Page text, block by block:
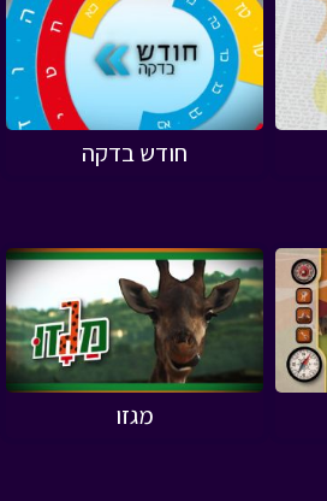
חודש בדקה
מגזו